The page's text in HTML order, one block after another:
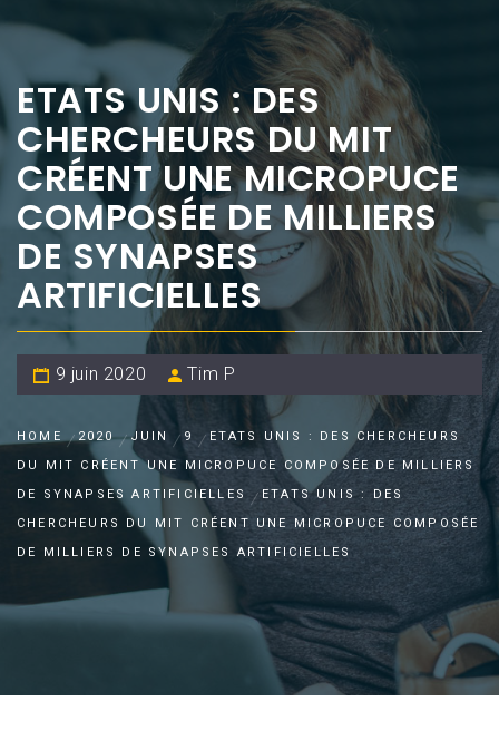
ETATS UNIS : DES
CHERCHEURS DU MIT
CRÉENT UNE MICROPUCE
COMPOSÉE DE MILLIERS
DE SYNAPSES
ARTIFICIELLES
9 juin 2020 Tim P
HOME 2020 JUIN 9
ETATS UNIS : DES CHERCHEURS
DU MIT CRÉENT UNE MICROPUCE COMPOSÉE DE MILLIERS
DE SYNAPSES ARTIFICIELLES
ETATS UNIS : DES
CHERCHEURS DU MIT CRÉENT UNE MICROPUCE COMPOSÉE
DE MILLIERS DE SYNAPSES ARTIFICIELLES